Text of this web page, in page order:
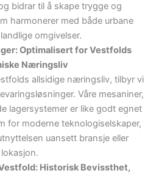
bidrar til å skape trygge og
harmonerer med både urbane
omgivelser.
Optimalisert for Vestfolds
Næringsliv
allsidige næringsliv, tilbyr vi
Våre mesaniner,
lagersystemer er like godt egnet
for moderne teknologiselskaper,
uansett bransje eller
lokasjon.
Historisk Bevissthet,